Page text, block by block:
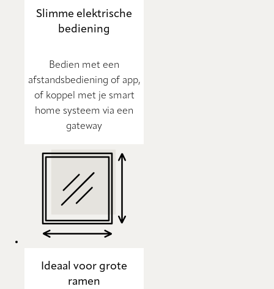
Slimme elektrische
bediening
Bedien met een
afstandsbediening of app,
of koppel met je smart
home systeem via een
gateway
Ideaal voor grote
ramen